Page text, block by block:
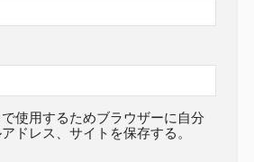
使用するためブラウザーに自分
ドレス、サイトを保存する。